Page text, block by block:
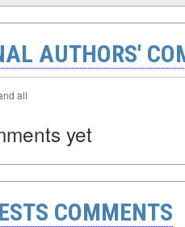
AUTHORS'
all
yet
COMMENTS